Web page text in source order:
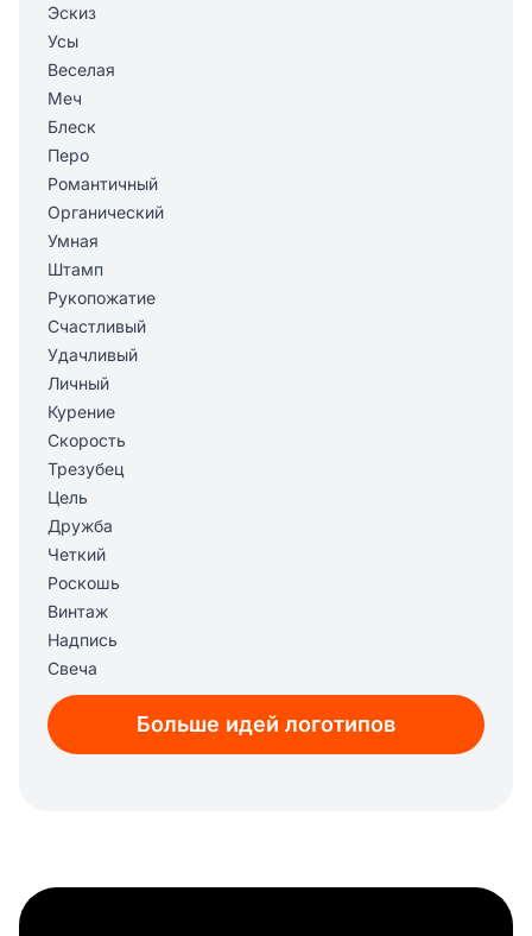
Эскиз
Усы
Веселая
Меч
Блеск
Перо
Романтичный
Органический
Умная
Штамп
Рукопожатие
Счастливый
Удачливый
Личный
Курение
Скорость
Трезубец
Цель
Дружба
Четкий
Роскошь
Винтаж
Надпись
Свеча
Женская
Интеллект
Ткань
Больше идей логотипов